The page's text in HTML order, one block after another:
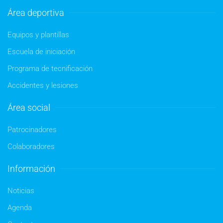
Área deportiva
Equipos y plantillas
Escuela de iniciación
Programa de tecnificación
Accidentes y lesiones
Área social
Patrocinadores
Colaboradores
Información
Noticias
Agenda